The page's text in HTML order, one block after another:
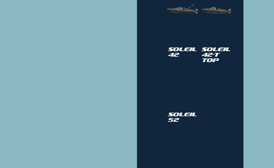
Soleil
42
Soleil
42-T
Top
Soleil
52